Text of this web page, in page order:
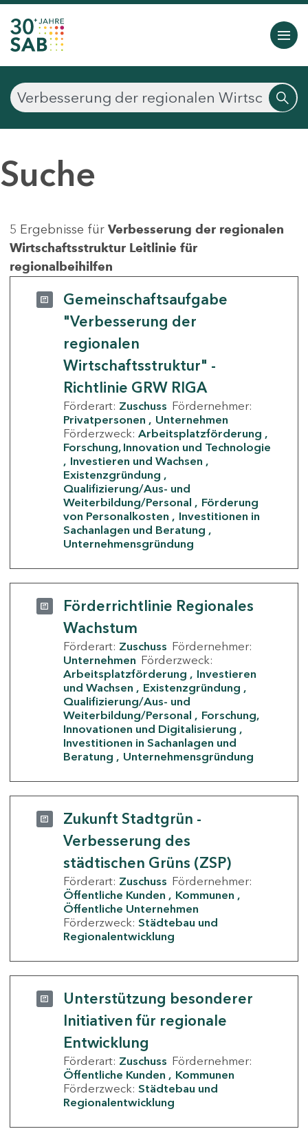
Suche
5 Ergebnisse für Verbesserung der regionalen
Wirtschaftsstruktur Leitlinie für
regionalbeihilfen
Gemeinschaftsaufgabe
"Verbesserung der
regionalen
Wirtschaftsstruktur" -
Richtlinie GRW RIGA
Förderart: Zuschuss Fördernehmer:
Privatpersonen
Unternehmen
Förderzweck: Arbeitsplatzförderung
Forschung, Innovation und Technologie
Investieren und Wachsen
Existenzgründung
Qualifizierung/Aus- und
Weiterbildung/Personal
Förderung
von Personalkosten
Investitionen in
Sachanlagen und Beratung
Unternehmensgründung
Förderrichtlinie Regionales
Wachstum
Förderart: Zuschuss Fördernehmer:
Unternehmen Förderzweck:
Arbeitsplatzförderung
Investieren
und Wachsen
Existenzgründung
Qualifizierung/Aus- und
Weiterbildung/Personal
Forschung,
Innovationen und Digitalisierung
Investitionen in Sachanlagen und
Beratung
Unternehmensgründung
Zukunft Stadtgrün -
Verbesserung des
städtischen Grüns (ZSP)
Förderart: Zuschuss Fördernehmer:
Öffentliche Kunden
Kommunen
Öffentliche Unternehmen
Förderzweck: Städtebau und
Regionalentwicklung
Unterstützung besonderer
Initiativen für regionale
Entwicklung
Förderart: Zuschuss Fördernehmer:
Öffentliche Kunden
Kommunen
Förderzweck: Städtebau und
Regionalentwicklung